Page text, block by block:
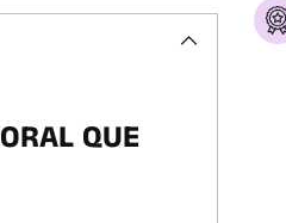
QUE